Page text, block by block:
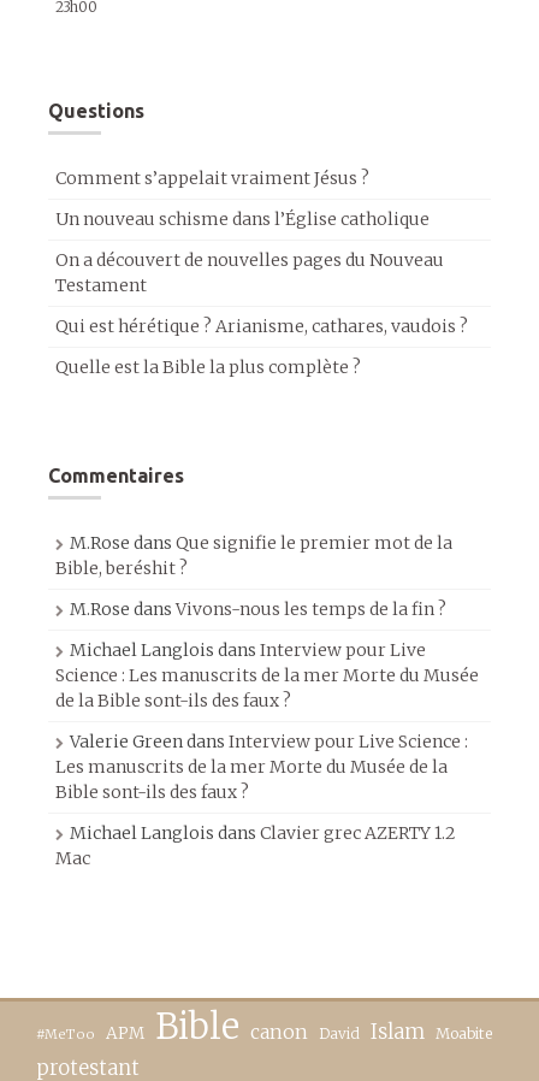
23h00
Questions
Comment s’appelait vraiment Jésus ?
Un nouveau schisme dans l’Église catholique
On a découvert de nouvelles pages du Nouveau
Testament
Qui est hérétique ? Arianisme, cathares, vaudois ?
Quelle est la Bible la plus complète ?
Commentaires
M.Rose dans Que signifie le premier mot de la
Bible, beréshit ?
M.Rose dansVivons-nous les temps de la fin ?
Michael Langlois dans Interview pour Live
Science : Les manuscrits de la mer Morte du Musée
de la Bible sont-ils des faux ?
Valerie Greendans Interview pour Live Science :
Les manuscrits de la mer Morte du Musée de la
Bible sont-ils des faux ?
Michael Langlois dans Clavier grec AZERTY 1.2
Mac
#MeToo APM Bible canon David Islam Moabite
protestant